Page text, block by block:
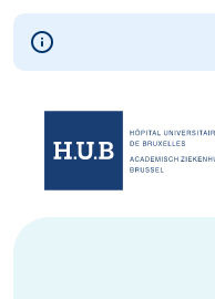
Skip to main content
Skip